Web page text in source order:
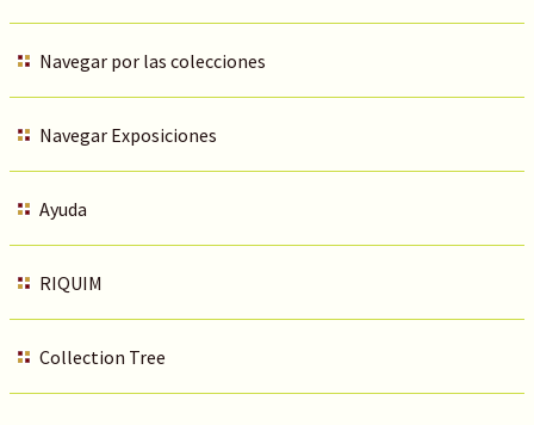
Navegar por las colecciones
Navegar Exposiciones
Ayuda
RIQUIM
Collection Tree